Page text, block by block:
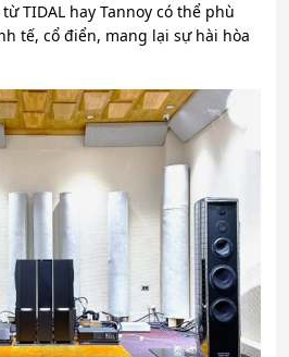
TIDAL hay Tannoy có thể phù
tế, cổ điển, mang lại sự hài hòa